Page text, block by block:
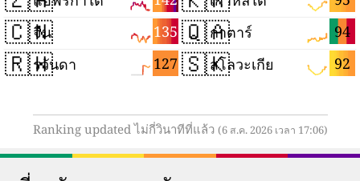
🇨🇳 135
จีน
🇷🇼 127
รวันดา
🇶🇦 94
กาตาร์
🇸🇰 92
สโลวะเกีย
Ranking updated ไม่กี่วินาทีที่แล้ว (6 ส.ค. 2026 เวลา 17:06)